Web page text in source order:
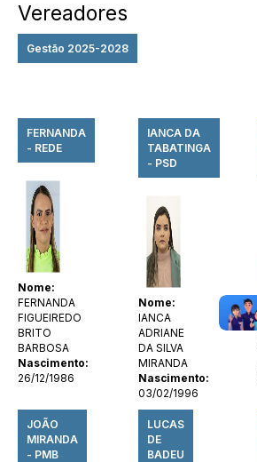
Vereadores
Gestão 2025-2028
FERNANDA
- REDE
Nome:
FERNANDA
FIGUEIREDO
BRITO
BARBOSA
Nascimento:
26/12/1986
IANCA DA
TABATINGA
- PSD
Nome:
IANCA
ADRIANE
DA SILVA
MIRANDA
Nascimento:
03/02/1996
JOÃO
MIRANDA
- PMB
LUCAS
DE
BADEU